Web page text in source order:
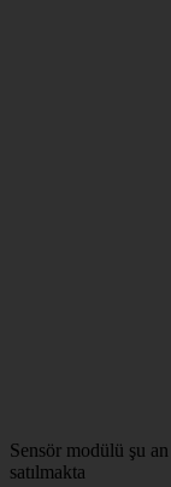
Sensör modülü şu an
satılmakta